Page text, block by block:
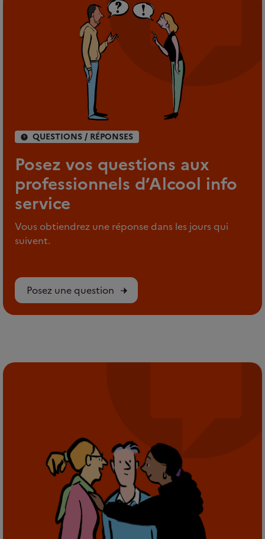
QUESTIONS / RÉPONSES
Posez vos questions aux
professionnels d’Alcool info
service
Vous obtiendrez une réponse dans les jours qui
suivent.
Posez une question